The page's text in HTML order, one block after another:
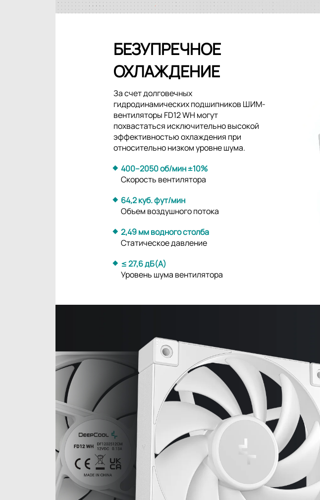
БЕЗУПРЕЧНОЕ
ОХЛАЖДЕНИЕ
За счет долговечных
гидродинамических подшипников ШИМ-
вентиляторы FD12 WH могут
похвастаться исключительно высокой
эффективностью охлаждения при
относительно низком уровне шума.
400–2050 об/мин ±10%
Скорость вентилятора
64,2 куб. фут/мин
Объем воздушного потока
2,49 мм водного столба
Статическое давление
≤ 27,6 дБ(А)
Уровень шума вентилятора